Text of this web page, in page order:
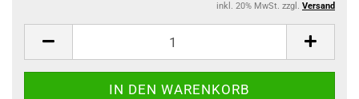
inkl. 20% MwSt. zzgl. Versand